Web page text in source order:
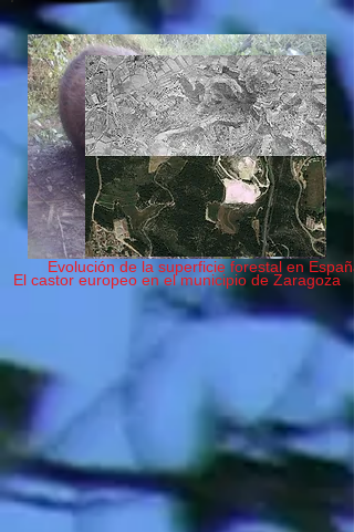
El castor europeo en el municipio de Zaragoza
Evolución de la superficie forestal en España